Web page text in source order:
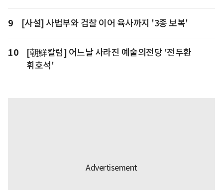
9 [사설] 사법부와 검찰 이어 육사까지 '3종 보복'
10
[朝鮮칼럼] 어느날 사라진 예술의전당 '전두환
휘호석'